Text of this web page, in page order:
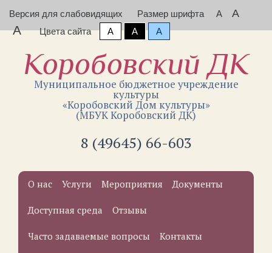
Версия для слабовидящих Размер шрифта A A
A Цвета сайта A A A
Коробовский ДК
Муниципальное бюджетное учреждение
культуры
«Коробовский Дом культуры»
(МБУК Коробовский ДК)
8 (49645) 66-603
О нас Услуги Мероприятия Документы
Доступная среда Отзывы
Часто задаваемые вопросы Контакты